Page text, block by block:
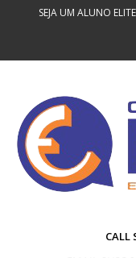
SEJA UM ALUNO
CALL